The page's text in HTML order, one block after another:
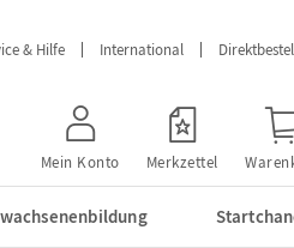
& Hilfe International
Mein Konto Merkzettel